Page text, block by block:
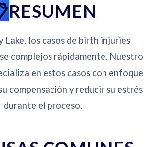
RESUMEN
Lake, los casos de birth injuries
complejos rápidamente. Nuestro
en estos casos con enfoque
compensación y reducir su estrés
durante el proceso.